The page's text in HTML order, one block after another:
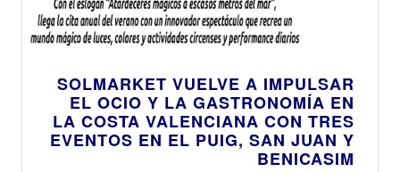
SOLMARKET VUELVE A IMPULSAR
EL OCIO Y LA GASTRONOMÍA EN
LA COSTA VALENCIANA CON TRES
EVENTOS EN EL PUIG, SAN JUAN Y
BENICASIM